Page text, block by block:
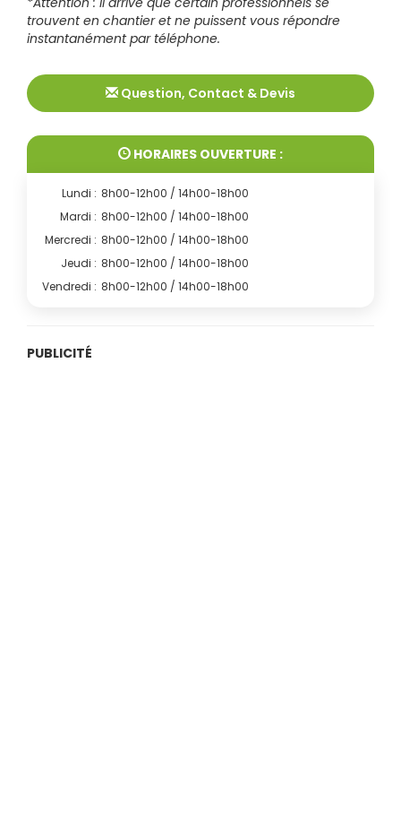
trouvent en chantier et ne puissent vous répondre
instantanément par téléphone.
Question, Contact & Devis
HORAIRES OUVERTURE :
Lundi : 8h00-12h00 / 14h00-18h00
Mardi : 8h00-12h00 / 14h00-18h00
Mercredi : 8h00-12h00 / 14h00-18h00
Jeudi : 8h00-12h00 / 14h00-18h00
Vendredi : 8h00-12h00 / 14h00-18h00
PUBLICITÉ